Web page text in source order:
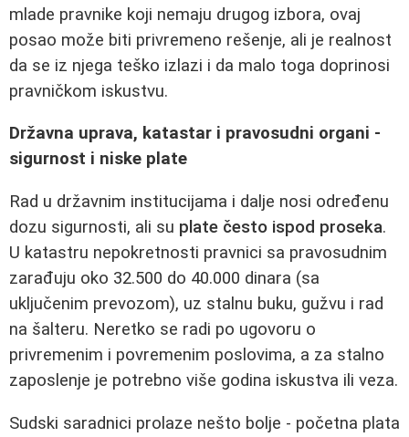
mlade pravnike koji nemaju drugog izbora, ovaj
posao može biti privremeno rešenje, ali je realnost
da se iz njega teško izlazi i da malo toga doprinosi
pravničkom iskustvu.
Državna uprava, katastar i pravosudni organi -
sigurnost i niske plate
Rad u državnim institucijama i dalje nosi određenu
dozu sigurnosti, ali su plate često ispod proseka.
U katastru nepokretnosti pravnici sa pravosudnim
zarađuju oko 32.500 do 40.000 dinara (sa
uključenim prevozom), uz stalnu buku, gužvu i rad
na šalteru. Neretko se radi po ugovoru o
privremenim i povremenim poslovima, a za stalno
zaposlenje je potrebno više godina iskustva ili veza.
Sudski saradnici prolaze nešto bolje - početna plata